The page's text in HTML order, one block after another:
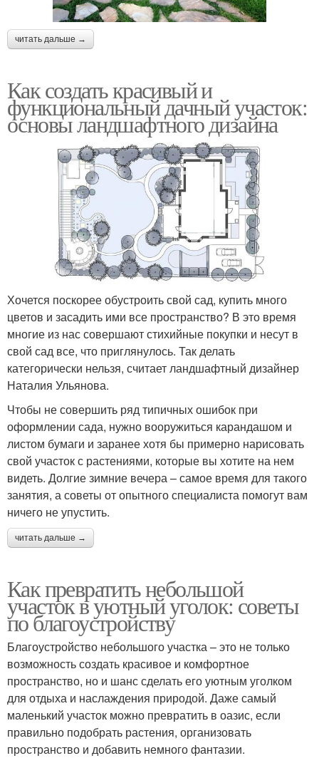
читать дальше →
Как создать красивый и
функциональный дачный участок:
основы ландшафтного дизайна
Хочется поскорее обустроить свой сад, купить много
цветов и засадить ими все пространство? В это время
многие из нас совершают стихийные покупки и несут в
свой сад все, что приглянулось. Так делать
категорически нельзя, считает ландшафтный дизайнер
Наталия Ульянова.
Чтобы не совершить ряд типичных ошибок при
оформлении сада, нужно вооружиться карандашом и
листом бумаги и заранее хотя бы примерно нарисовать
свой участок с растениями, которые вы хотите на нем
видеть. Долгие зимние вечера – самое время для такого
занятия, а советы от опытного специалиста помогут вам
ничего не упустить.
читать дальше →
Как превратить небольшой
участок в уютный уголок: советы
по благоустройству
Благоустройство небольшого участка – это не только
возможность создать красивое и комфортное
пространство, но и шанс сделать его уютным уголком
для отдыха и наслаждения природой. Даже самый
маленький участок можно превратить в оазис, если
правильно подобрать растения, организовать
пространство и добавить немного фантазии.